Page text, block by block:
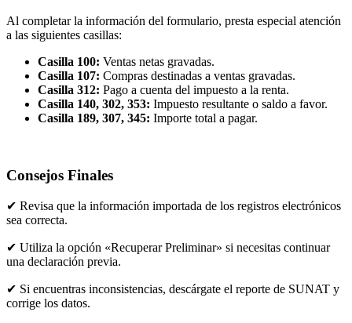
Al completar la información del formulario, presta especial atención
a las siguientes casillas:
Casilla 100: Ventas netas gravadas.
Casilla 107: Compras destinadas a ventas gravadas.
Casilla 312: Pago a cuenta del impuesto a la renta.
Casilla 140, 302, 353: Impuesto resultante o saldo a favor.
Casilla 189, 307, 345: Importe total a pagar.
Consejos Finales
✔ Revisa que la información importada de los registros electrónicos
sea correcta.
✔ Utiliza la opción «Recuperar Preliminar» si necesitas continuar
una declaración previa.
✔ Si encuentras inconsistencias, descárgate el reporte de SUNAT y
corrige los datos.